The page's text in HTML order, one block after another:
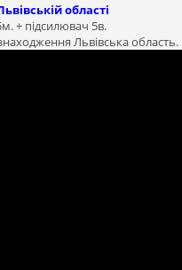
області
+ підсилювач 5в.
Львівська область.